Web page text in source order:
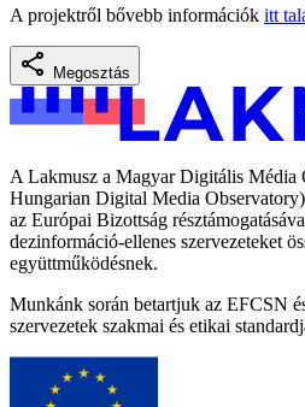
A projektről bővebb információk itt
Megosztás
A Lakmusz a Magyar Digitális
Hungarian Digital Media
az Európai Bizottság
dezinformáció-ellenes szervezeteket
együttműködésnek.
Munkánk során betartjuk az EFCSN
szervezetek szakmai és etikai